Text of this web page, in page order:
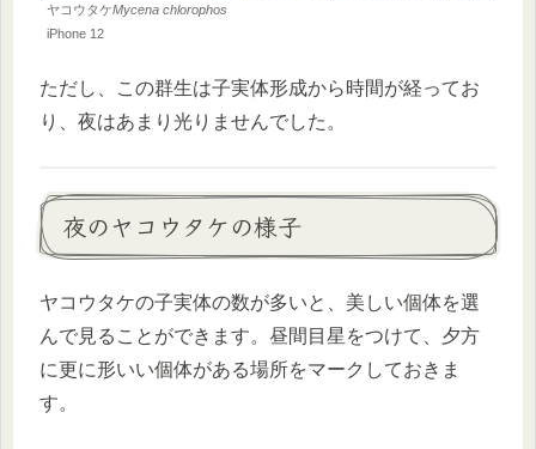
ヤコウタケMycena chlorophos
iPhone 12
ただし、この群生は子実体形成から時間が経ってお
り、夜はあまり光りませんでした。
夜のヤコウタケの様子
ヤコウタケの子実体の数が多いと、美しい個体を選
んで見ることができます。昼間目星をつけて、夕方
に更に形いい個体がある場所をマークしておきま
す。